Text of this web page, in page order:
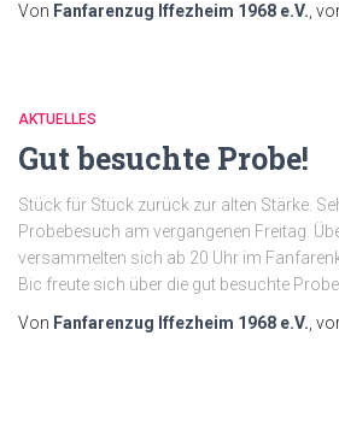
Von Fanfarenzug Iffezheim 1968 e.V. ,
AKTUELLES
Gut besuchte Probe!
Stück für Stück zurück zur alten Stärke.
Probebesuch am vergangenen Freitag.
versammelten sich ab 20 Uhr im
Bic freute sich über die gut besuchte
Von Fanfarenzug Iffezheim 1968 e.V. ,